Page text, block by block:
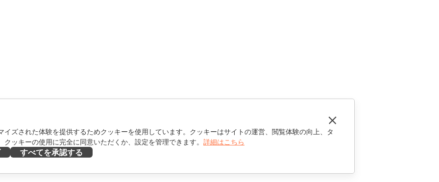
ズされた体験を提供するためクッキーを使用しています。クッキーはサイトの運営、閲覧体験の向上、タ
ッキーの使用に完全に同意いただくか、設定を管理できます。 詳細はこちら
すべてを承認する